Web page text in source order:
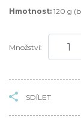
Hmotnost: 120 g
Množství:
SDÍLET